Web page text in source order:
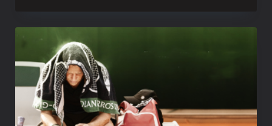
The
Vraiment
?!